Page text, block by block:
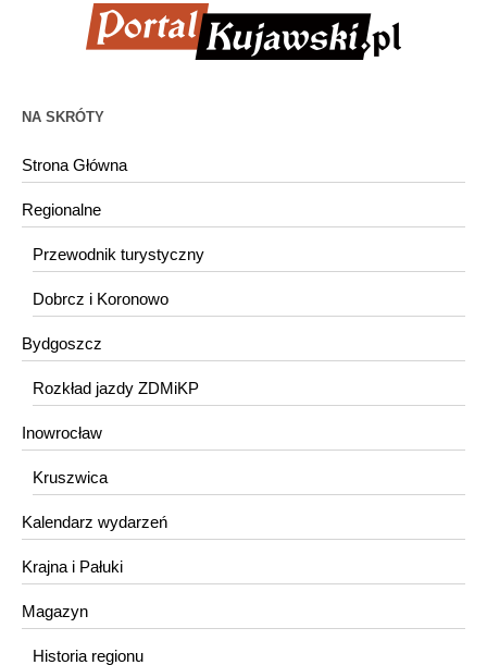
NA SKRÓTY
Strona Główna
Regionalne
Przewodnik turystyczny
Dobrcz i Koronowo
Bydgoszcz
Rozkład jazdy ZDMiKP
Inowrocław
Kruszwica
Kalendarz wydarzeń
Krajna i Pałuki
Magazyn
Historia regionu